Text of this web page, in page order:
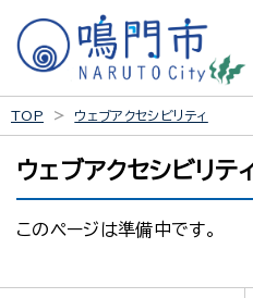
TOP ウェブアクセシビリティ
ウェブアクセシビリテ
このページは準備中です。